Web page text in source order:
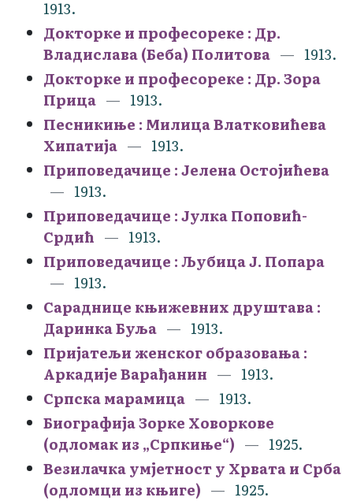
1913.
Докторке и професореке : Др.
Владислава (Беба) Политова
1913.
Докторке и професореке : Др. Зора
Прица
1913.
Песникиње : Милица Влатковићева
Хипатија
1913.
Приповедачице : Јелена Остојићева
1913.
Приповедачице : Јулка Поповић-
Срдић
1913.
Приповедачице : Љубица Ј. Попара
1913.
Сараднице књижевних друштава :
Даринка Буља
1913.
Пријатељи женског образовања :
Аркадије Варађанин
1913.
Српска марамица
1913.
Биографија Зорке Ховоркове
(одломак из „Српкиње“)
1925.
Везилачка умјетност у Хрвата и Срба
(одломци из књиге)
1925.